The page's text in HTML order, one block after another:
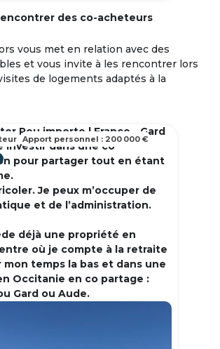
des co-acheteurs
vous met en relation avec des
et vous invite à les rencontrer lors
de logements adaptés à la
Peu importe | France - Gard
investir dans une co
pour partager tout en étant
Je peux m’occuper de
et de l’administration.
déjà une propriété en
où je compte à la retraite
mon temps la bas et dans une
Occitanie en co partage :
Gard ou Aude.
Apport personnel : 200 000 €